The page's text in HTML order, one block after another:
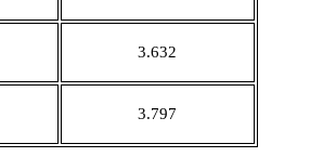
3.632
3.797